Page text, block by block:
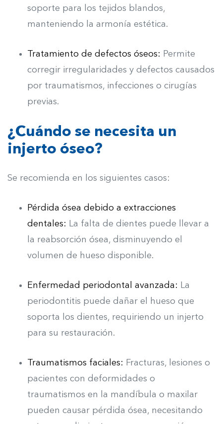
soporte para los tejidos blandos,
manteniendo la armonía estética.
Tratamiento de defectos óseos: Permite
corregir irregularidades y defectos causados
por traumatismos, infecciones o cirugías
previas.
¿Cuándo se necesita un
injerto óseo?
Se recomienda en los siguientes casos:
Pérdida ósea debido a extracciones
dentales: La falta de dientes puede llevar a
la reabsorción ósea, disminuyendo el
volumen de hueso disponible.
Enfermedad periodontal avanzada: La
periodontitis puede dañar el hueso que
soporta los dientes, requiriendo un injerto
para su restauración.
Traumatismos faciales: Fracturas, lesiones o
pacientes con deformidades o
traumatismos en la mandíbula o maxilar
pueden causar pérdida ósea, necesitando